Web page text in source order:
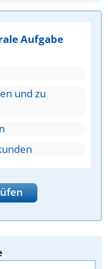
Aufgabe
und zu